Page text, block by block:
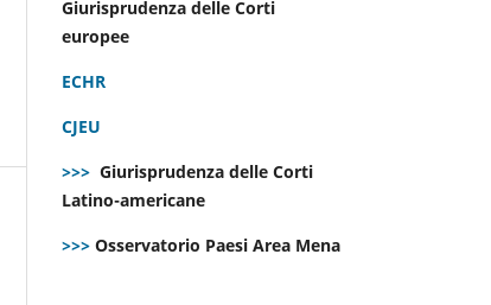
Giurisprudenza delle Corti
europee
ECHR
CJEU
>>> Giurisprudenza delle Corti
Latino-americane
>>> Osservatorio Paesi Area Mena